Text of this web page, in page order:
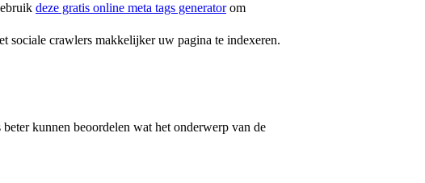
deze gratis online meta tags generatorom
sociale crawlers makkelijker uw pagina te indexeren.
kunnen beoordelen wat het onderwerp van de